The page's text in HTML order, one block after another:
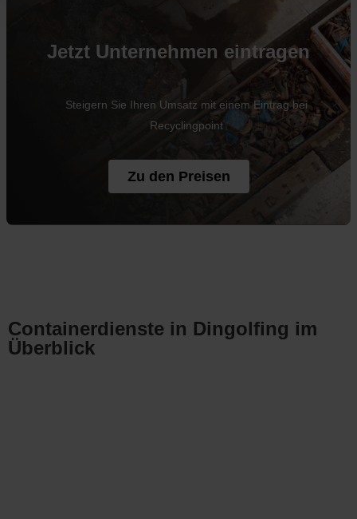
Jetzt Unternehmen eintragen
Steigern Sie Ihren Umsatz mit einem Eintrag bei
Recyclingpoint
Zu den Preisen
Containerdienste in Dingolfing im
Überblick